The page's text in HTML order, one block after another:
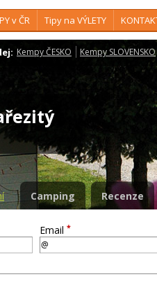
v ČR Tipy na VÝLETY
Kempy ČESKO Kempy SLOVENSKO
Camping Recenze
Email *